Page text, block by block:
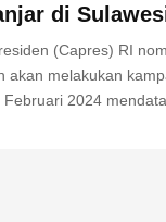
di
(Capres) RI
akan melakukan
2024